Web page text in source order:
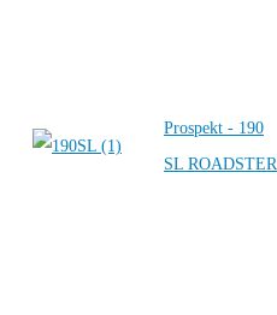
Prospekt - 190
SL ROADSTER